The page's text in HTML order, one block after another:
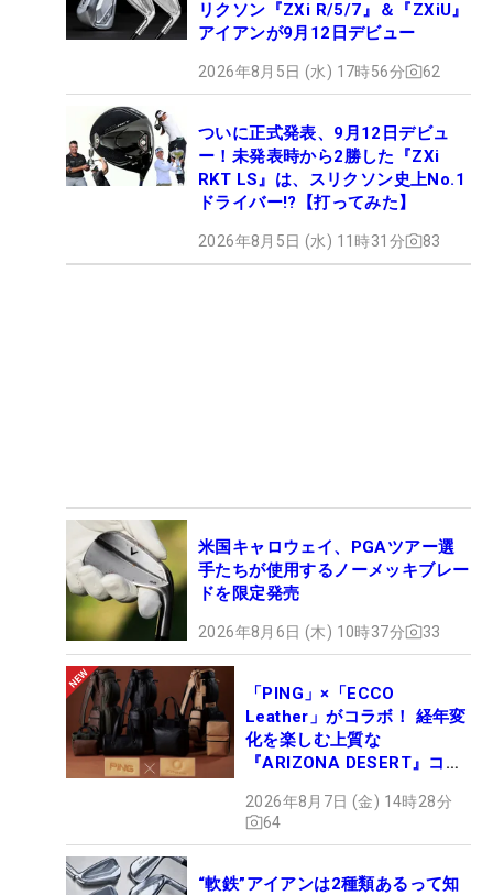
リクソン『ZXi R/5/7』＆『ZXiU』
アイアンが9月12日デビュー
2026年8月5日 (水) 17時56分 62
ついに正式発表、9月12日デビュ
ー！未発表時から2勝した『ZXi
RKT LS』は、スリクソン史上No.1
ドライバー!?【打ってみた】
2026年8月5日 (水) 11時31分 83
米国キャロウェイ、PGAツアー選
手たちが使用するノーメッキブレー
ドを限定発売
2026年8月6日 (木) 10時37分 33
「PING」×「ECCO
Leather」がコラボ！ 経年変
化を楽しむ上質な
『ARIZONA DESERT』コレ
ュー
2026年8月7日 (金) 14時28分
64
“軟鉄”アイアンは2種類あるって知